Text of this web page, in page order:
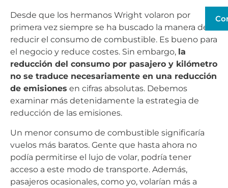
Desde que los hermanos Wright volaron por
primera vez siempre se ha buscado la manera de
reducir el consumo de combustible. Es bueno para
el negocio y reduce costes. Sin embargo, la
reducción del consumo por pasajero y kilómetro
no se traduce necesariamente en una reducción
de emisiones en cifras absolutas. Debemos
examinar más detenidamente la estrategia de
reducción de las emisiones.
Un menor consumo de combustible significaría
vuelos más baratos. Gente que hasta ahora no
podía permitirse el lujo de volar, podría tener
acceso a este modo de transporte. Además,
pasajeros ocasionales, como yo, volarían más a